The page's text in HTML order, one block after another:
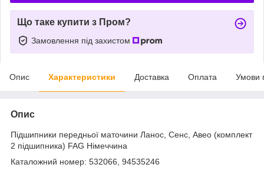
Що таке купити з Пром?
Замовлення під захистом
Опис Характеристики Доставка Оплата Умови
Опис
Підшипники передньої маточини Ланос, Сенс, Авео (комплект
2 підшипника) FAG Німеччина
Каталожний номер: 532066, 94535246